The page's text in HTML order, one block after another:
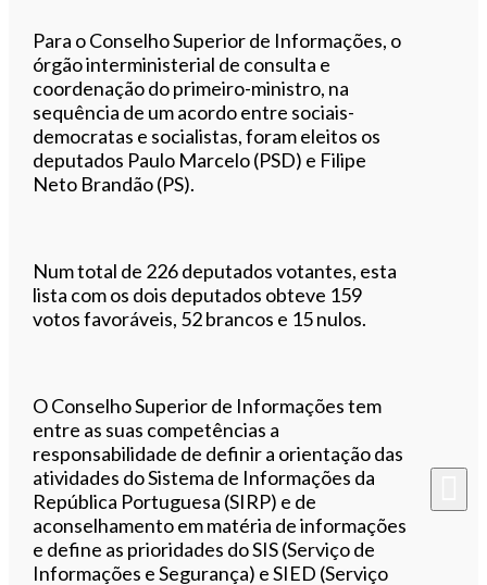
Para o Conselho Superior de Informações, o
órgão interministerial de consulta e
coordenação do primeiro-ministro, na
sequência de um acordo entre sociais-
democratas e socialistas, foram eleitos os
deputados Paulo Marcelo (PSD) e Filipe
Neto Brandão (PS).
Num total de 226 deputados votantes, esta
lista com os dois deputados obteve 159
votos favoráveis, 52 brancos e 15 nulos.
O Conselho Superior de Informações tem
entre as suas competências a
responsabilidade de definir a orientação das
atividades do Sistema de Informações da
República Portuguesa (SIRP) e de
aconselhamento em matéria de informações
e define as prioridades do SIS (Serviço de
Informações e Segurança) e SIED (Serviço